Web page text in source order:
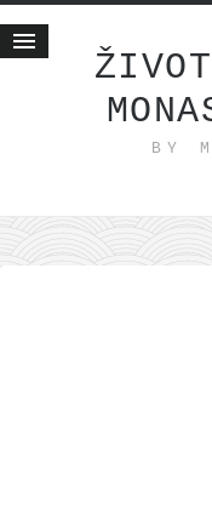
BY
Životne priče
internet poslovanje
ishranom do